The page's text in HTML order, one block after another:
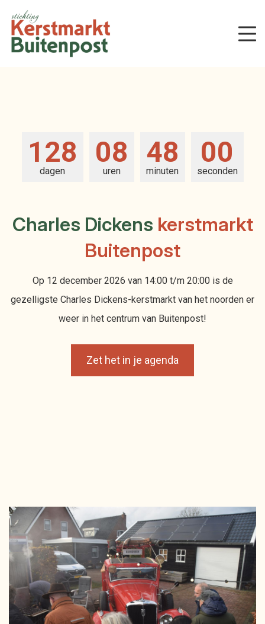
128
dagen
08
uren
47
minuten
59
seconden
Charles Dickens kerstmarkt
Buitenpost
Op 12 december 2026 van 14:00 t/m 20:00 is de
gezelligste Charles Dickens-kerstmarkt van het noorden er
weer in het centrum van Buitenpost!
Zet het in je agenda